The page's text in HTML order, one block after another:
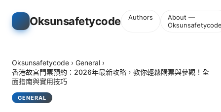
Oksunsafetycode Authors
About —
Oksunsafetycode › General ›
香港故宮門票預約：2026年最新攻略，教你輕鬆購票與參觀！全
面指南與實用技巧
GENERAL